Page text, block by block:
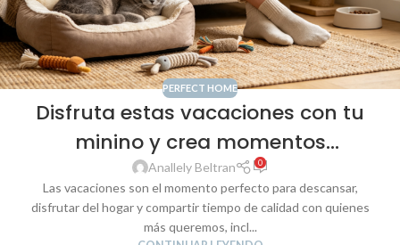
PERFECT HOME
Disfruta estas vacaciones con tu
minino y crea momentos
inolvidables en casa
Anallely Beltran 0
Las vacaciones son el momento perfecto para descansar,
disfrutar del hogar y compartir tiempo de calidad con quienes
más queremos, incl...